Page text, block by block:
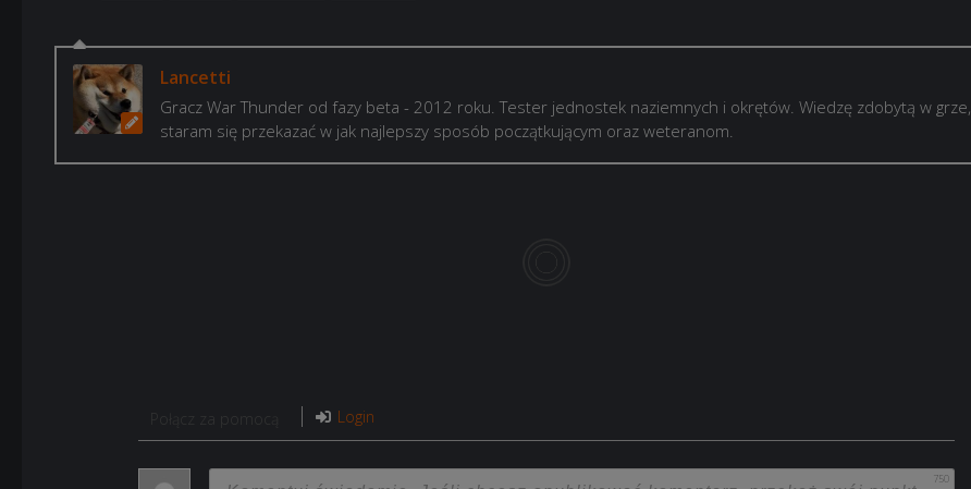
Lancetti
Gracz War Thunder od fazy beta - 2012 roku. Tester jednostek naziemnych i okrętów. Wiedzę zdobytą w grze,
staram się przekazać w jak najlepszy sposób początkującym oraz weteranom.
Login
750